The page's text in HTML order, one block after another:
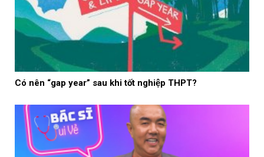
Có nên “gap year” sau khi tốt nghiệp THPT?